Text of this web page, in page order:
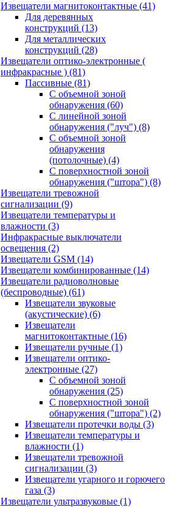
Извещатели магнитоконтактные (41)
Для деревянных
конструкций (13)
Для металлических
конструкций (28)
Извещатели оптико-электронные (
инфракрасные ) (81)
Пассивные (81)
С объемной зоной
обнаружения (60)
С линейной зоной
обнаружения ("луч") (8)
С объемной зоной
обнаружения
(потолочные) (4)
С поверхностной зоной
обнаружения ("штора") (8)
Извещатели тревожной
сигнализации (9)
Извещатели температуры и
влажности (3)
Инфракрасные выключатели
освещения (2)
Извещатели GSM (14)
Извещатели комбинированные (14)
Извещатели радиоволновые
(беспроводные) (61)
Извещатели звуковые
(акустические) (6)
Извещатели
магнитоконтактные (16)
Извещатели ручные (1)
Извещатели оптико-
электронные (27)
С объемной зоной
обнаружения (25)
С поверхностной зоной
обнаружения ("штора") (2)
Извещатели протечки воды (3)
Извещатели температуры и
влажности (1)
Извещатели тревожной
сигнализации (3)
Извещатели угарного и горючего
газа (3)
Извещатели ультразвуковые (1)